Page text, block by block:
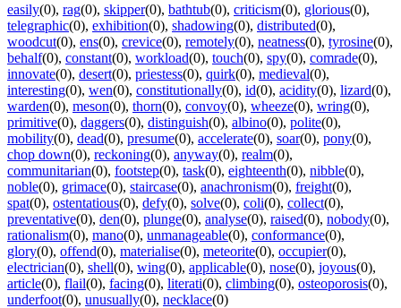
easily(0), rag(0), skipper(0), bathtub(0), criticism(0), glorious(0),
telegraphic(0), exhibition(0), shadowing(0), distributed(0),
woodcut(0), ens(0), crevice(0), remotely(0), neatness(0), tyrosine(0),
behalf(0), constant(0), workload(0), touch(0), spy(0), comrade(0),
innovate(0), desert(0), priestess(0), quirk(0), medieval(0),
interesting(0), wen(0), constitutionally(0), id(0), acidity(0), lizard(0),
warden(0), meson(0), thorn(0), convoy(0), wheeze(0), wring(0),
primitive(0), daggers(0), distinguish(0), albino(0), polite(0),
mobility(0), dead(0), presume(0), accelerate(0), soar(0), pony(0),
chop down(0), reckoning(0), anyway(0), realm(0),
communitarian(0), footstep(0), task(0), eighteenth(0), nibble(0),
noble(0), grimace(0), staircase(0), anachronism(0), freight(0),
spat(0), ostentatious(0), defy(0), solve(0), coli(0), collect(0),
preventative(0), den(0), plunge(0), analyse(0), raised(0), nobody(0),
rationalism(0), mano(0), unmanageable(0), conformance(0),
glory(0), offend(0), materialise(0), meteorite(0), occupier(0),
electrician(0), shell(0), wing(0), applicable(0), nose(0), joyous(0),
article(0), flail(0), facing(0), literati(0), climbing(0), osteoporosis(0),
underfoot(0), unusually(0), necklace(0)